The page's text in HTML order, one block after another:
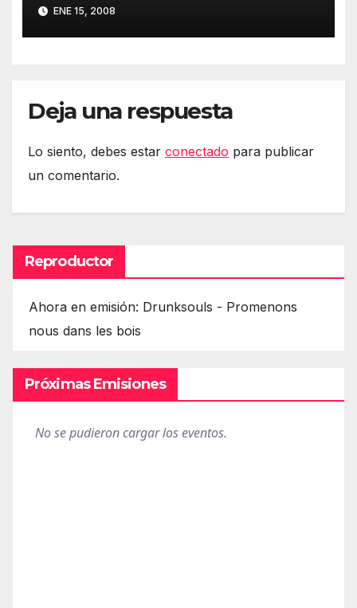
ENE 15, 2008
Deja una respuesta
Lo siento, debes estar conectado para publicar
un comentario.
Reproductor
Ahora en emisión: Drunksouls - Promenons
nous dans les bois
Próximas Emisiones